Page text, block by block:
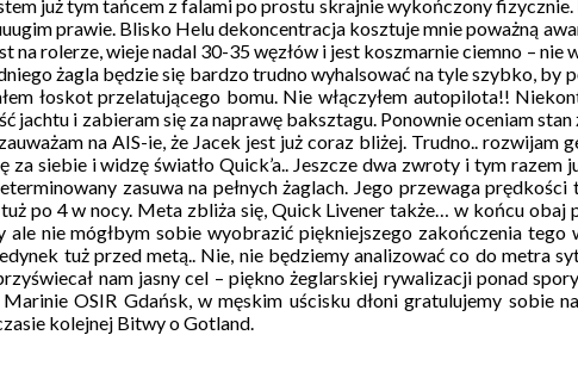
już tym tańcem z falami po prostu skrajnie wykończony
prawie. Blisko Helu dekoncentracja kosztuje mnie poważną
na rolerze, wieje nadal 30-35 węzłów i jest koszmarnie ciemno –
żagla będzie się bardzo trudno wyhalsować na tyle szybko, by
łoskot przelatującego bomu. Nie włączyłem autopilota!!
jachtu i zabieram się za naprawę baksztagu. Ponownie oceniam
na AIS-ie, że Jacek jest już coraz bliżej. Trudno..
za siebie i widzę światło Quick’a.. Jeszcze dwa zwroty i tym
zasuwa na pełnych żaglach. Jego przewaga
po 4 w nocy. Meta zbliża się, Quick Livener także… w końcu
ale nie mógłbym sobie wyobrazić piękniejszego zakończenia
tuż przed metą.. Nie, nie będziemy analizować co do metra
nam jasny cel – piękno żeglarskiej rywalizacji ponad
OSIR Gdańsk, w męskim uścisku dłoni gratulujemy
kolejnej Bitwy o Gotland.